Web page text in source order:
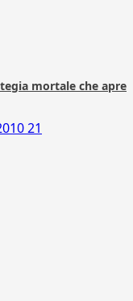
mortale che apre
21